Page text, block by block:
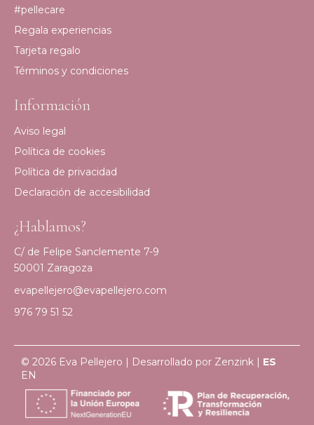
#pellecare
Regala experiencias
Tarjeta regalo
Términos y condiciones
Información
Aviso legal
Política de cookies
Política de privacidad
Declaración de accesibilidad
¿Hablamos?
C/ de Felipe Sanclemente 7-9
50001 Zaragoza
evapellejero@evapellejero.com
976 79 51 52
© 2026 Eva Pellejero | Desarrollado por Zenzink | ES
EN